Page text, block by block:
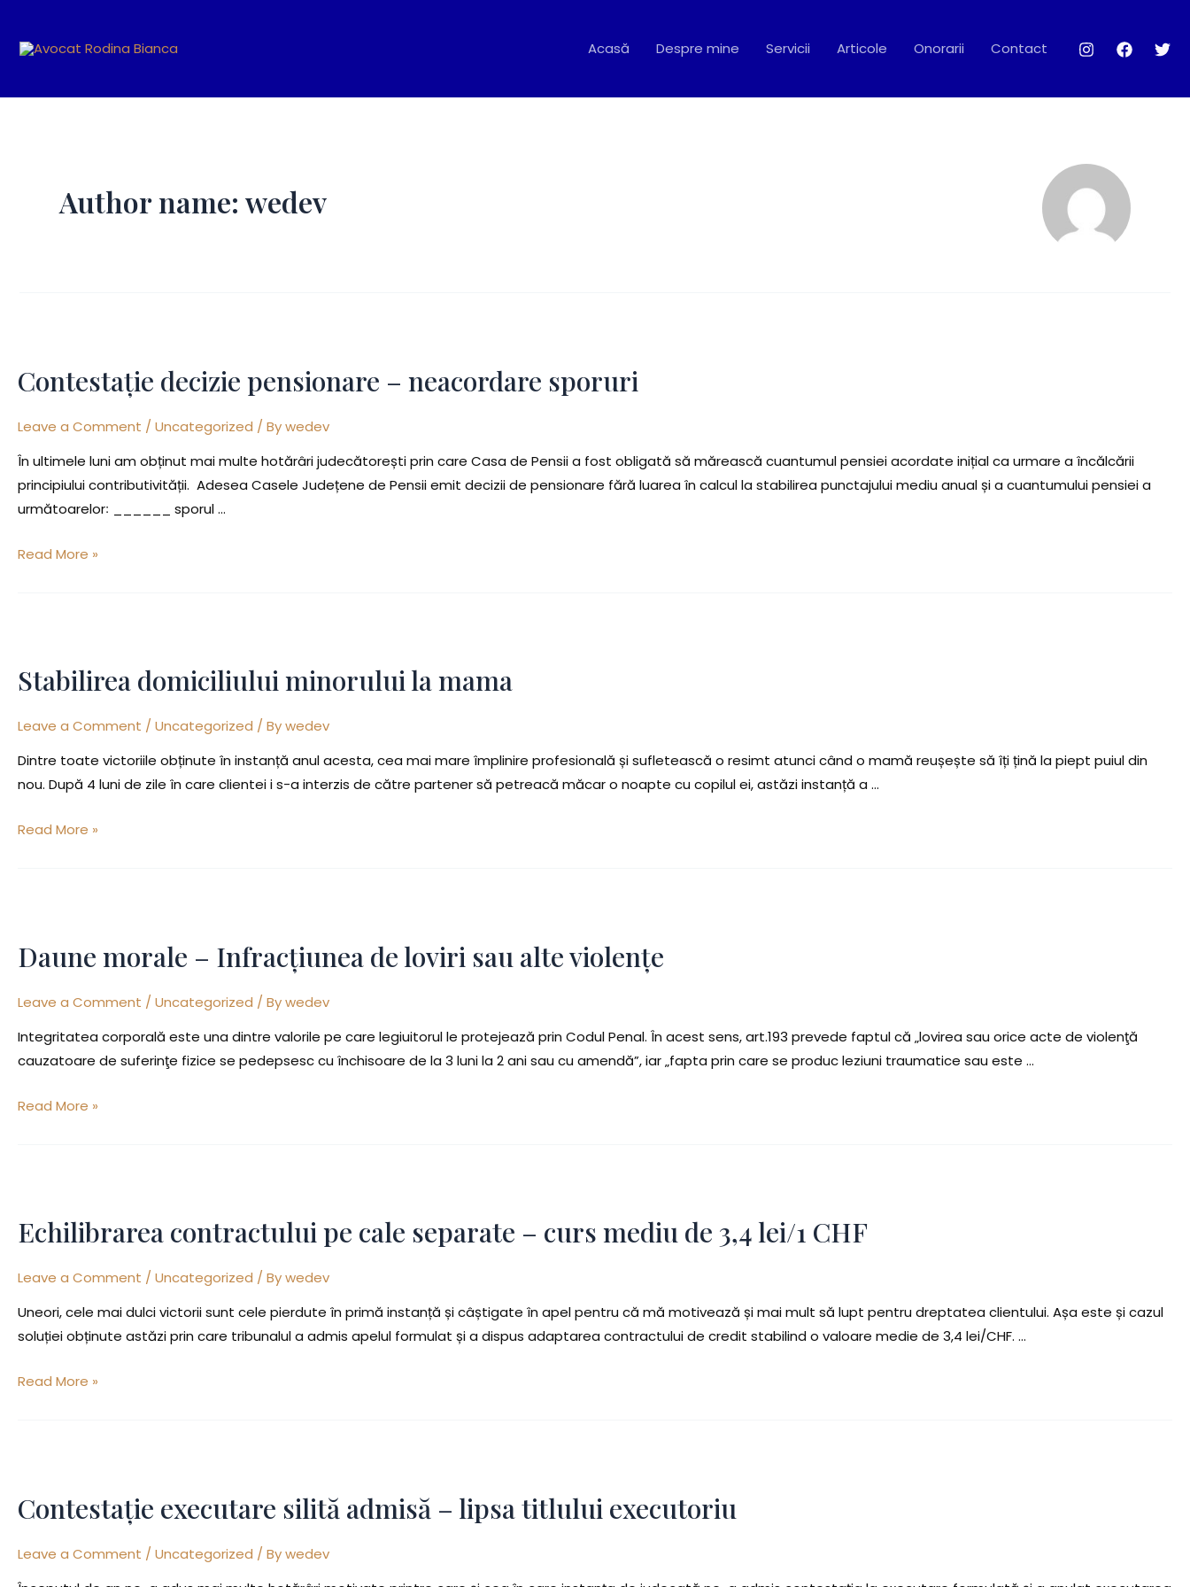
content
Acasă Despre mine Servicii Articole Onorarii Contact
Author name: wedev
Contestație decizie pensionare – neacordare sporuri
Leave a Comment / Uncategorized / Bywedev
În ultimele luni am obținut mai multe hotărâri judecătorești prin care Casa de Pensii a fost obligată să mărească cuantumul pensiei acordate inițial ca urmare a încălcării
principiului contributivității. Adesea Casele Județene de Pensii emit decizii de pensionare fără luarea în calcul la stabilirea punctajului mediu anual și a cuantumului pensiei a
următoarelor꞉ ______ sporul …
pensionare
neacordare
sporuri
Read More »
Stabilirea domiciliului minorului la mama
Leave a Comment / Uncategorized / Bywedev
Dintre toate victoriile obținute în instanță anul acesta, cea mai mare împlinire profesională și sufletească o resimt atunci când o mamă reușește să îți țină la piept puiul din
nou. După 4 luni de zile în care clientei i s-a interzis de către partener să petreacă măcar o noapte cu copilul ei, astăzi instanță a …
minorului
mama
Read More »
Daune morale – Infracțiunea de loviri sau alte violențe
Leave a Comment / Uncategorized / Bywedev
Integritatea corporală este una dintre valorile pe care legiuitorul le protejează prin Codul Penal. În acest sens, art.193 prevede faptul că „lovirea sau orice acte de violenţă
cauzatoare de suferinţe fizice se pedepsesc cu închisoare de la 3 luni la 2 ani sau cu amendă”, iar „fapta prin care se produc leziuni traumatice sau este …
–
de
violențe
Read More »
Echilibrarea contractului pe cale separate – curs mediu de 3,4 lei/1 CHF
Leave a Comment / Uncategorized / Bywedev
Uneori, cele mai dulci victorii sunt cele pierdute în primă instanță și câștigate în apel pentru că mă motivează și mai mult să lupt pentru dreptatea clientului. Așa este și cazul
soluției obținute astăzi prin care tribunalul a admis apelul formulat și a dispus adaptarea contractului de credit stabilind o valoare medie de 3,4 lei/CHF. …
pe
separate
mediu
de
Read More »
Contestație executare silită admisă – lipsa titlului executoriu
Leave a Comment / Uncategorized / Bywedev
silită
–
lipsa